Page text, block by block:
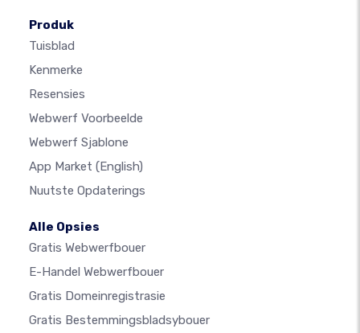
Produk
Tuisblad
Kenmerke
Resensies
Webwerf Voorbeelde
Webwerf Sjablone
App Market (English)
Nuutste Opdaterings
Alle Opsies
Gratis Webwerfbouer
E-Handel Webwerfbouer
Gratis Domeinregistrasie
Gratis Bestemmingsbladsybouer